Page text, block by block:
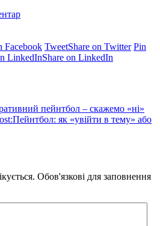
Facebook TweetShare on Twitter Pin
LinkedInShare on LinkedIn
пейнтбол – скажемо «ні»
Пейнтбол: як «увійти в тему» ​​або
Обов'язкові для заповнення